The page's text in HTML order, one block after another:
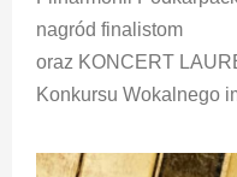
nagród finalistom
oraz KONCERT
Konkursu Wokalnego